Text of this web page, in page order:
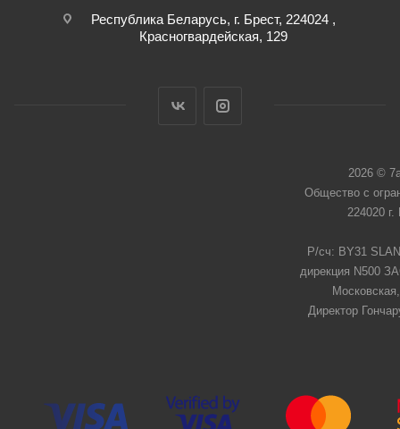
Республика Беларусь, г. Брест, 224024 ,
Красногвардейская, 129
2026 ©
Общество с
224020
Р/сч: BY31
дирекция N500
Директор